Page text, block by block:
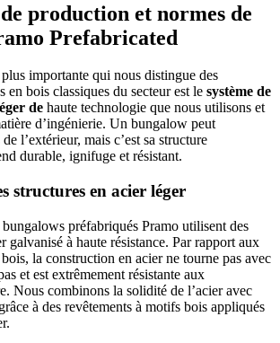
production et normes de
Prefabricated
importante qui nous distingue des
en bois classiques du secteur est le système de
de haute technologie que nous utilisons et
d’ingénierie. Un bungalow peut
l’extérieur, mais c’est sa structure
durable, ignifuge et résistant.
structures en acier léger
préfabriqués Pramo utilisent des
galvanisé à haute résistance. Par rapport aux
la construction en acier ne tourne pas avec
et est extrêmement résistante aux
Nous combinons la solidité de l’acier avec
à des revêtements à motifs bois appliqués